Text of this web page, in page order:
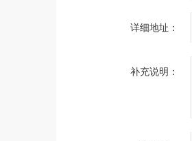
详细地址：
补充说明：